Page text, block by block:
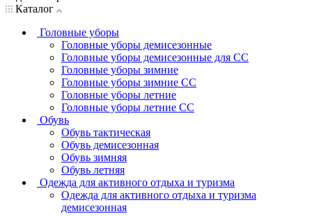
Каталог
Головные уборы
Головные уборы демисезонные
Головные уборы демисезонные для СС
Головные уборы зимние
Головные уборы зимние СС
Головные уборы летние
Головные уборы летние СС
Обувь
Обувь тактическая
Обувь демисезонная
Обувь зимняя
Обувь летняя
Одежда для активного отдыха и туризма
Одежда для активного отдыха и туризма
демисезонная